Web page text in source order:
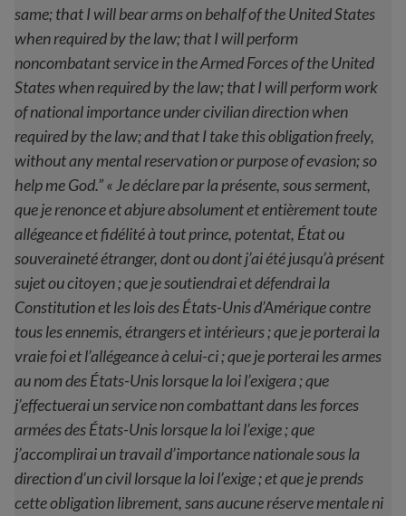
same; that I will bear arms on behalf of the United States
when required by the law; that I will perform
noncombatant service in the Armed Forces of the United
States when required by the law; that I will perform work
of national importance under civilian direction when
required by the law; and that I take this obligation freely,
without any mental reservation or purpose of evasion; so
help me God.” « Je déclare par la présente, sous serment,
que je renonce et abjure absolument et entièrement toute
allégeance et fidélité à tout prince, potentat, État ou
souveraineté étranger, dont ou dont j’ai été jusqu’à présent
sujet ou citoyen ; que je soutiendrai et défendrai la
Constitution et les lois des États-Unis d’Amérique contre
tous les ennemis, étrangers et intérieurs ; que je porterai la
vraie foi et l’allégeance à celui-ci ; que je porterai les armes
au nom des États-Unis lorsque la loi l’exigera ; que
j’effectuerai un service non combattant dans les forces
armées des États-Unis lorsque la loi l’exige ; que
j’accomplirai un travail d’importance nationale sous la
direction d’un civil lorsque la loi l’exige ; et que je prends
cette obligation librement, sans aucune réserve mentale ni